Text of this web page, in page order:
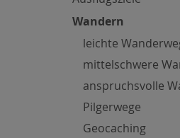
Wandern
leichte
mittelschwere
anspruchsvolle
Pilgerwege
Geocaching